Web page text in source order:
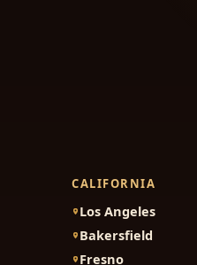
CALIFORNIA
Los Angeles
Bakersfield
Fresno